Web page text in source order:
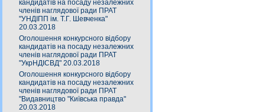
кандидатів на посаду незалежних
членів наглядової ради ПРАТ
"УНДІПП ім. Т.Г. Шевченка"
20.03.2018
Оголошення конкурсного відбору
кандидатів на посаду незалежних
членів наглядової ради ПРАТ
"УкрНДІСВД" 20.03.2018
Оголошення конкурсного відбору
кандидатів на посаду незалежних
членів наглядової ради ПРАТ
"Видавництво "Київська правда"
20.03.2018